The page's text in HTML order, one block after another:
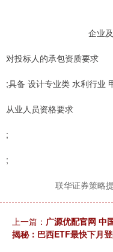
企业
对投标人的承包资质要求
;具备 设计专业类 水利行业
从业人员资格要求
;
;
联华证券策略
上一篇： 广源优配官网 中
揭秘：巴西ETF最快下月